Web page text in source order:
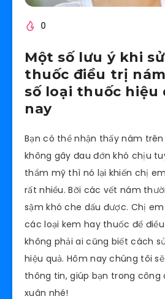
0
Một số lưu ý khi
thuốc điều trị
số loại thuốc hiệu
nay
Bạn có thể nhận thấy nám
không gây đau đớn khó chịu
thẩm mỹ thì nó lại khiến chị
rất nhiều. Bỡi các vết nám
sậm khó che dấu được. Chị
các loại kem hay thuốc để
không phải ai cũng biết cách
hiệu quả. Hôm nay chúng tôi
thông tin, giúp bạn trong
xuân nhé!